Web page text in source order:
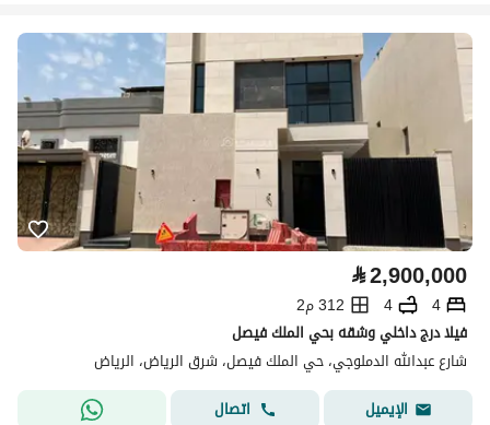
⃁2,900,000
4
4
312 م2
فيلا درج داخلي وشقه بحي الملك فيصل
شارع عبدالله الدملوجي، حي الملك فيصل، شرق الرياض، الرياض
الإيميل
اتصال